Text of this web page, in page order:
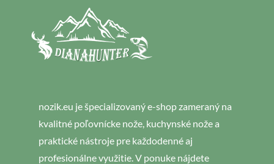
nozik.eu je špecializovaný e-shop zameraný na
kvalitné poľovnícke nože, kuchynské nože a
praktické nástroje pre každodenné aj
profesionálne využitie. V ponuke nájdete